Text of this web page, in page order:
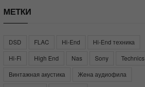
МЕТКИ
DSD FLAC Hi-End
Hi-End техника
Hi-Fi
High End Nas Sony
Technics
Винтажная акустика
Жена аудиофила